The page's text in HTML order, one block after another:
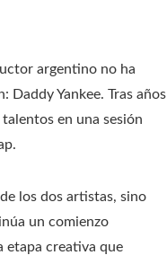
argentino no ha
Daddy Yankee. Tras años
en una sesión
los dos artistas, sino
un comienzo
etapa creativa que